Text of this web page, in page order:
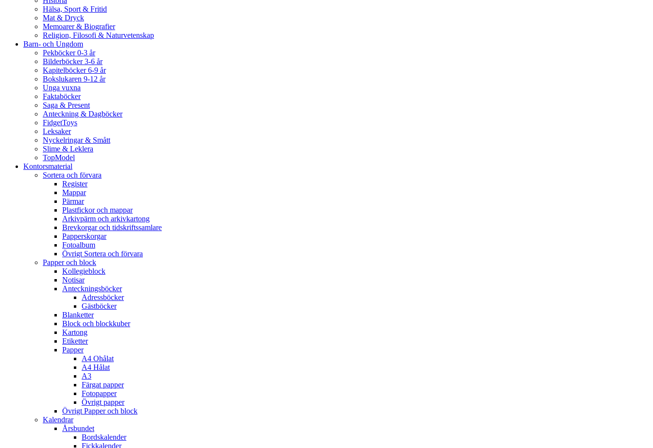
Hälsa, Sport & Fritid
Mat & Dryck
Memoarer & Biografier
Religion, Filosofi & Naturvetenskap
Barn- och Ungdom
Pekböcker 0-3 år
Bilderböcker 3-6 år
Kapitelböcker 6-9 år
Bokslukaren 9-12 år
Unga vuxna
Faktaböcker
Saga & Present
Anteckning & Dagböcker
FidgetToys
Leksaker
Nyckelringar & Smått
Slime & Leklera
TopModel
Kontorsmaterial
Sortera och förvara
Register
Mappar
Pärmar
Plastfickor och mappar
Arkivpärm och arkivkartong
Brevkorgar och tidskriftssamlare
Papperskorgar
Fotoalbum
Övrigt Sortera och förvara
Papper och block
Kollegieblock
Notisar
Anteckningsböcker
Adressböcker
Gästböcker
Blanketter
Block och blockkuber
Kartong
Etiketter
Papper
A4 Ohålat
A4 Hålat
A3
Färgat papper
Fotopapper
Övrigt papper
Övrigt Papper och block
Kalendrar
Årsbundet
Bordskalender
Fickkalender